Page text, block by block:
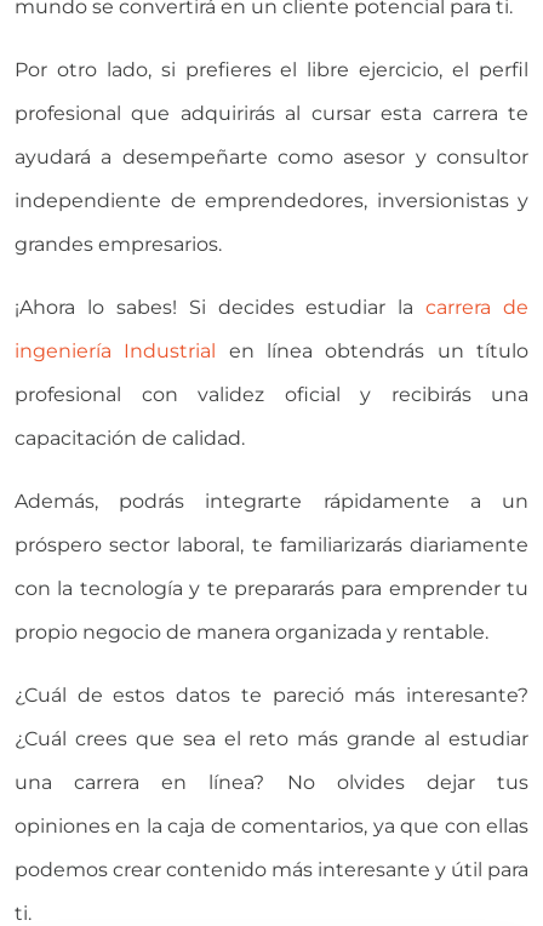
mundo se convertirá en un cliente potencial para ti.
Por otro lado, si prefieres el libre ejercicio, el perfil
profesional que adquirirás al cursar esta carrera te
ayudará a desempeñarte como asesor y consultor
independiente de emprendedores, inversionistas y
grandes empresarios.
¡Ahora lo sabes! Si decides estudiar la carrera de
ingeniería Industrial en línea obtendrás un título
profesional con validez oficial y recibirás una
capacitación de calidad.
Además, podrás integrarte rápidamente a un
próspero sector laboral, te familiarizarás diariamente
con la tecnología y te prepararás para emprender tu
propio negocio de manera organizada y rentable.
¿Cuál de estos datos te pareció más interesante?
¿Cuál crees que sea el reto más grande al estudiar
una carrera en línea? No olvides dejar tus
opiniones en la caja de comentarios, ya que con ellas
podemos crear contenido más interesante y útil para
ti.